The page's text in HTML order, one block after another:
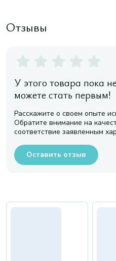
Отзывы
У этого товара пока
можете стать первым!
Расскажите о своем опыте
Обратите внимание на
соответствие заявленным
Оставить отзыв